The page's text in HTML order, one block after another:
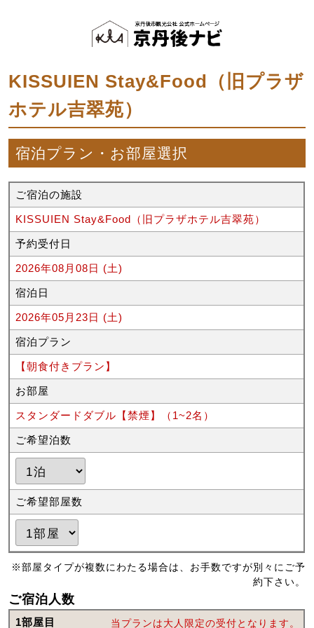
KISSUIEN Stay&Food（旧プラザ
ホテル吉翠苑）
宿泊プラン・お部屋選択
ご宿泊の施設
KISSUIEN Stay&Food（旧プラザホテル吉翠苑）
予約受付日
2026年08月08日 (土)
宿泊日
2026年05月23日 (土)
宿泊プラン
【朝食付きプラン】
お部屋
スタンダードダブル【禁煙】（1~2名）
ご希望泊数
ご希望部屋数
※部屋タイプが複数にわたる場合は、お手数ですが別々にご予
約下さい。
ご宿泊人数
1部屋目 当プランは大人限定の受付となります。